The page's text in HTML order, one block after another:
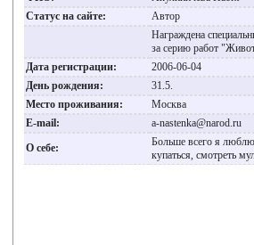
Статус на сайте:
Автор
Награждена
за серию работ
Дата регистрации:
2006-06-04
День рождения:
31.5.
Место проживания:
Москва
E-mail:
a-nastenka@narod.ru
О себе:
Больше всего я люблю
купаться, смотреть